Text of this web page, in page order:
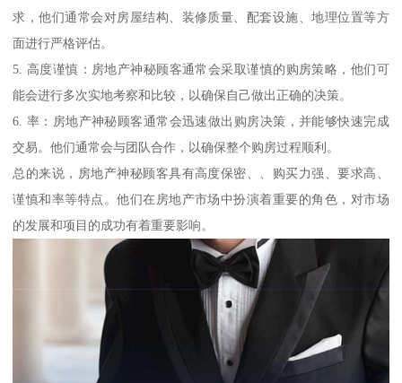
求，他们通常会对房屋结构、装修质量、配套设施、地理位置等方
面进行严格评估。
5. 高度谨慎：房地产神秘顾客通常会采取谨慎的购房策略，他们可
能会进行多次实地考察和比较，以确保自己做出正确的决策。
6. 率：房地产神秘顾客通常会迅速做出购房决策，并能够快速完成
交易。他们通常会与团队合作，以确保整个购房过程顺利。
总的来说，房地产神秘顾客具有高度保密、、购买力强、要求高、
谨慎和率等特点。他们在房地产市场中扮演着重要的角色，对市场
的发展和项目的成功有着重要影响。